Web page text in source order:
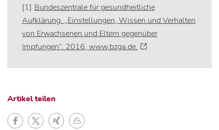
[1] Bundeszentrale für gesundheitliche
Aufklärung. „Einstellungen, Wissen und Verhalten
von Erwachsenen und Eltern gegenüber
Impfungen“. 2016, www.bzga.de.
Artikel teilen